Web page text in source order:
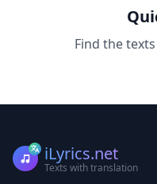
Find the
iLyrics.net
Texts with translation